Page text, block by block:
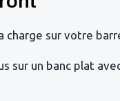
charge sur votre
sur un banc plat